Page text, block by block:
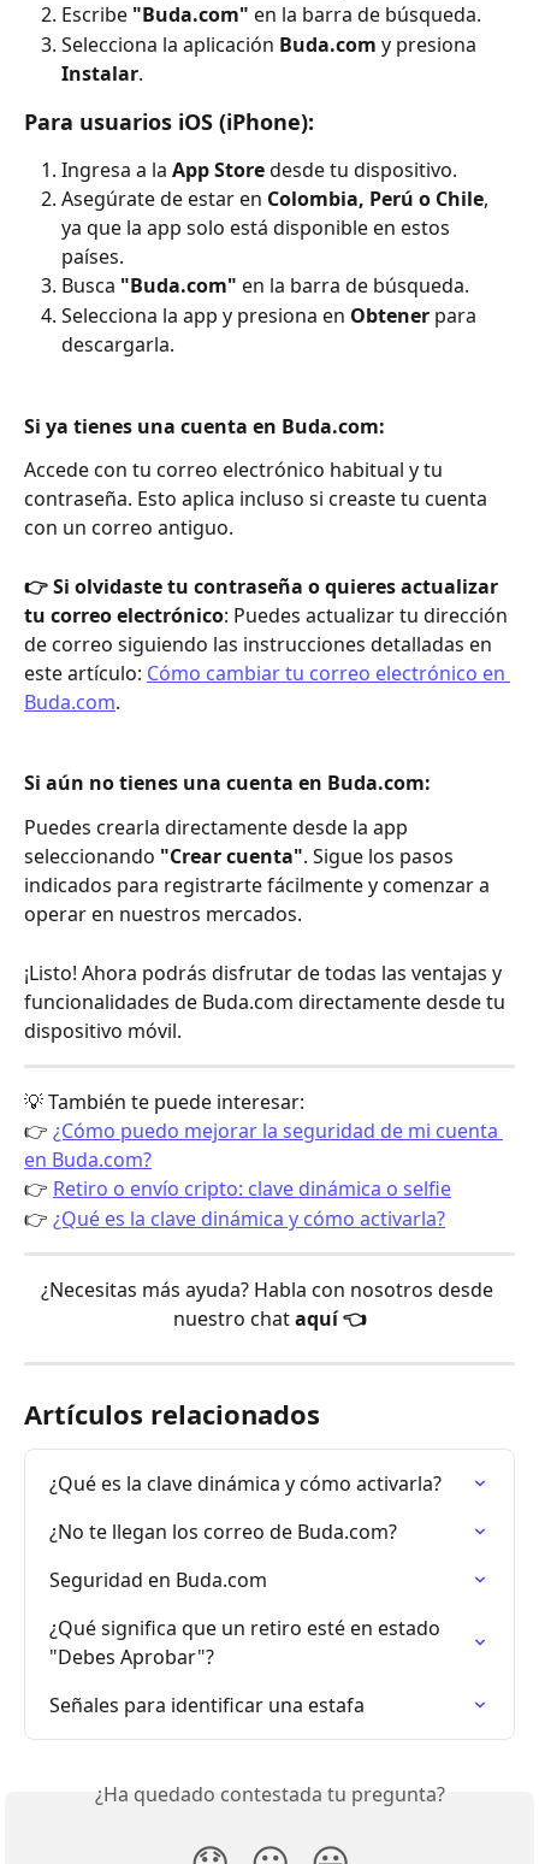
Escribe "Buda.com" en la barra de búsqueda.
Selecciona la aplicación Buda.com y presiona
Instalar.
Para usuarios iOS (iPhone):
Ingresa a la App Store desde tu dispositivo.
Asegúrate de estar en Colombia, Perú o Chile,
ya que la app solo está disponible en estos
países.
Busca "Buda.com" en la barra de búsqueda.
Selecciona la app y presiona en Obtener para
descargarla.
Si ya tienes una cuenta en Buda.com:
Accede con tu correo electrónico habitual y tu
contraseña. Esto aplica incluso si creaste tu cuenta
con un correo antiguo.
👉 Si olvidaste tu contraseña o quieres actualizar
tu correo electrónico: Puedes actualizar tu dirección
de correo siguiendo las instrucciones detalladas en
este artículo: Cómo cambiar tu correo electrónico en
Buda.com.
Si aún no tienes una cuenta en Buda.com:
Puedes crearla directamente desde la app
seleccionando "Crear cuenta". Sigue los pasos
indicados para registrarte fácilmente y comenzar a
operar en nuestros mercados.
¡Listo! Ahora podrás disfrutar de todas las ventajas y
funcionalidades de Buda.com directamente desde tu
dispositivo móvil.
💡 También te puede interesar:
👉 ¿Cómo puedo mejorar la seguridad de mi cuenta
en Buda.com?
👉 Retiro o envío cripto: clave dinámica o selfie
👉 ¿Qué es la clave dinámica y cómo activarla?
¿Necesitas más ayuda? Habla con nosotros desde
nuestro chat aquí 👈
Artículos relacionados
¿Qué es la clave dinámica y cómo activarla?
¿No te llegan los correo de Buda.com?
Seguridad en Buda.com
¿Qué significa que un retiro esté en estado
"Debes Aprobar"?
Señales para identificar una estafa
¿Ha quedado contestada tu pregunta?